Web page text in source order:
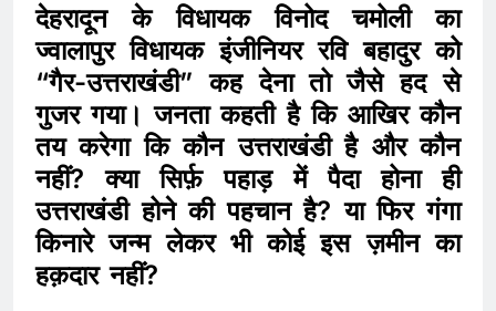
देहरादून के विधायक विनोद चमोली का
ज्वालापुर विधायक इंजीनियर रवि बहादुर को
“गैर-उत्तराखंडी” कह देना तो जैसे हद से
गुजर गया। जनता कहती है कि आखिर कौन
तय करेगा कि कौन उत्तराखंडी है और कौन
नहीं? क्या सिर्फ़ पहाड़ में पैदा होना ही
उत्तराखंडी होने की पहचान है? या फिर गंगा
किनारे जन्म लेकर भी कोई इस ज़मीन का
हक़दार नहीं?